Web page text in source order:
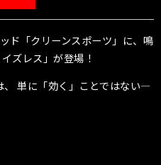
ド「クリーンスポーツ」に、鳴
ズレス」が登場！
、 単に「効く」ことではない―